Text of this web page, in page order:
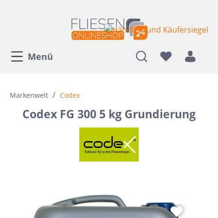
Menü
Markenwelt / Codex
Codex FG 300 5 kg Grundierung